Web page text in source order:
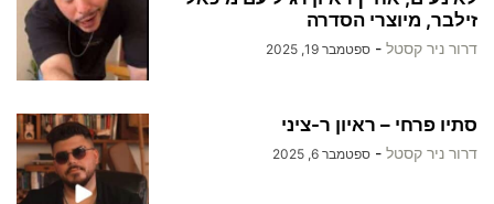
זילבר, מיוצרי הסדרה
דרור ניר קסטל - ספטמבר 19, 2025
סתיו פרחי – ראיון ר-ציני
דרור ניר קסטל - ספטמבר 6, 2025